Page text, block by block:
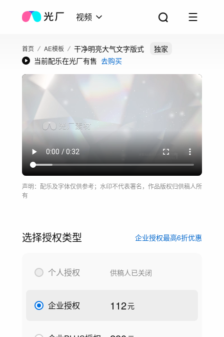
视频
首页 AE模板 干净明亮大气文字版式
独家
当前配乐在光厂有售 去购买
声明：配乐及字体仅供参考；水印不代表署名，作品版权归供稿人所
有
选择授权类型 企业授权最高6折优惠
个人授权 供稿人已关闭
企业授权 112元